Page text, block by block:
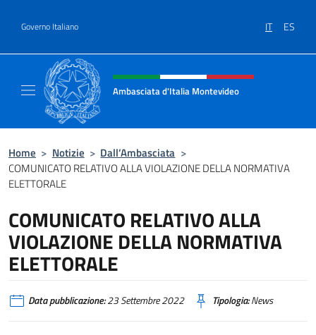
Governo Italiano IT ES
Intestazione sito, social e menù
Ambasciata d'Italia Montevideo
Home > Notizie > Dall’Ambasciata >
COMUNICATO RELATIVO ALLA VIOLAZIONE DELLA NORMATIVA
ELETTORALE
COMUNICATO RELATIVO ALLA
VIOLAZIONE DELLA NORMATIVA
ELETTORALE
Data pubblicazione:23 Settembre 2022 Tipologia:News